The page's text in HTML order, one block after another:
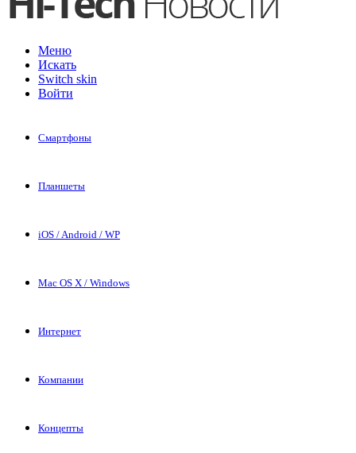
Меню
Искать
Switch skin
Войти
Смартфоны
Планшеты
iOS / Android / WP
Mac OS X / Windows
Интернет
Компании
Концепты